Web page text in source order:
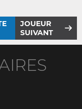
JOUEUR
SUIVANT